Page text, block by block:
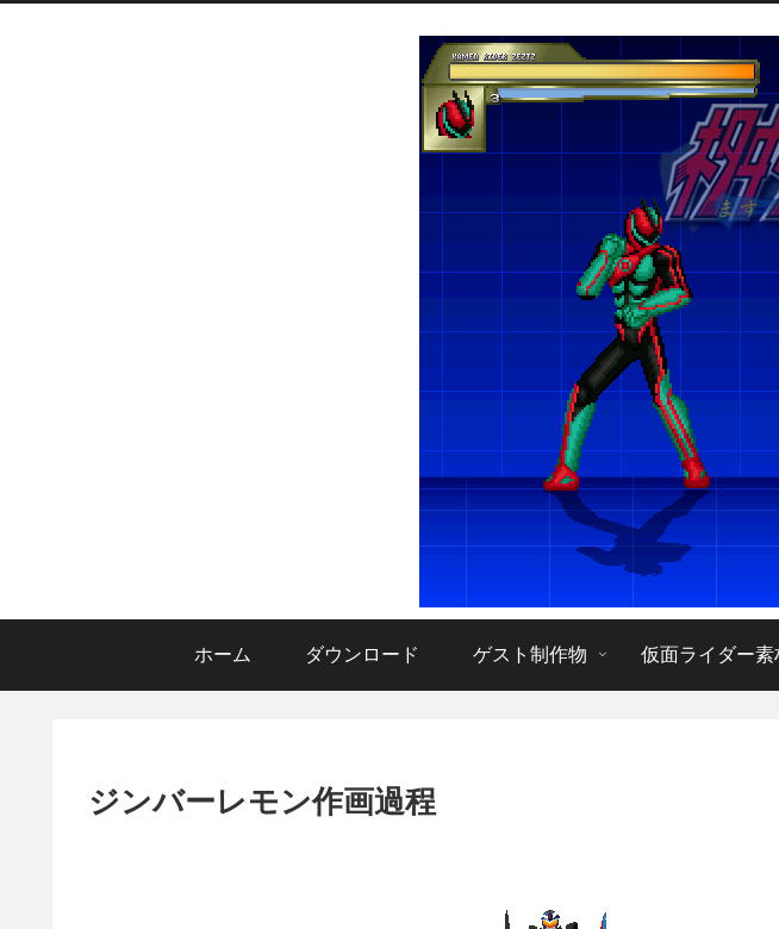
ホーム ダウンロード ゲスト制作物 仮面ライダー素
ジンバーレモン作画過程